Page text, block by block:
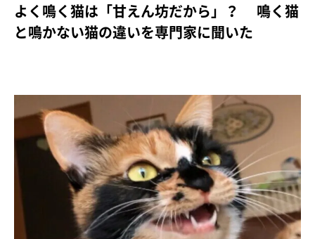
よく鳴く猫は「甘えん坊だから」？ 鳴く猫
と鳴かない猫の違いを専門家に聞いた